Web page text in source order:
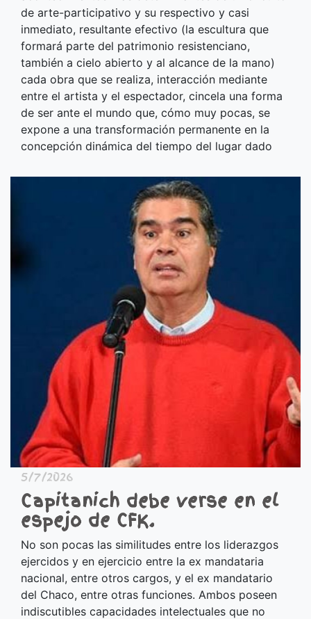
de arte-participativo y su respectivo y casi
inmediato, resultante efectivo (la escultura que
formará parte del patrimonio resistenciano,
también a cielo abierto y al alcance de la mano)
cada obra que se realiza, interacción mediante
entre el artista y el espectador, cincela una forma
de ser ante el mundo que, cómo muy pocas, se
expone a una transformación permanente en la
concepción dinámica del tiempo del lugar dado
5/7/2026
Capitanich debe verse en el
espejo de CFK.
No son pocas las similitudes entre los liderazgos
ejercidos y en ejercicio entre la ex mandataria
nacional, entre otros cargos, y el ex mandatario
del Chaco, entre otras funciones. Ambos poseen
indiscutibles capacidades intelectuales que no